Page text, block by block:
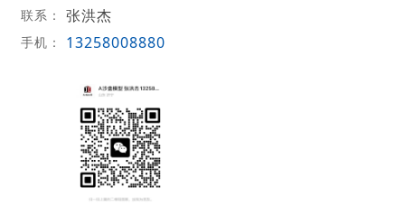
联系： 张洪杰
手机： 13258008880